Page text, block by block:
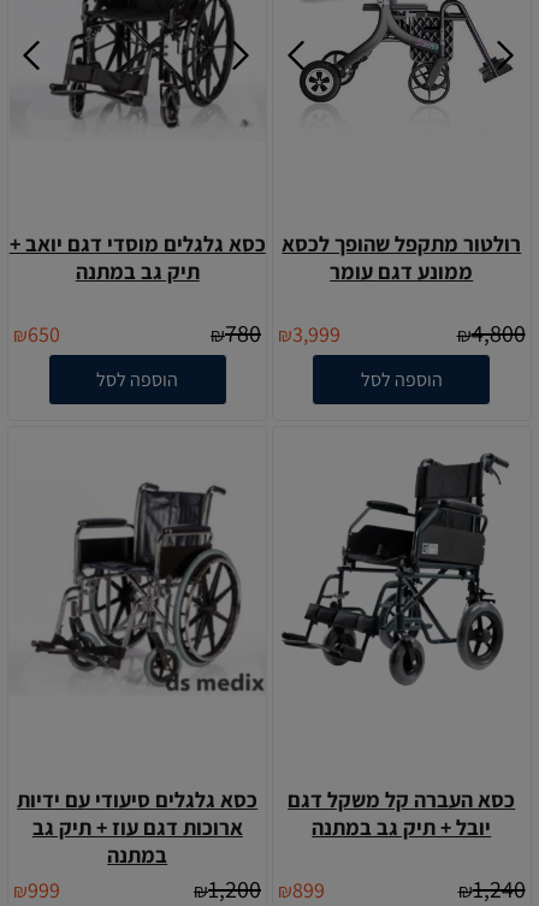
רולטור מתקפל שהופך לכסא
ממונע דגם עומר
₪4,800
₪3,999
הוספה לסל
כסא גלגלים מוסדי דגם יואב +
תיק גב במתנה
₪780
₪650
הוספה לסל
כסא העברה קל משקל דגם
יובל + תיק גב במתנה
₪1,240
₪899
כסא גלגלים סיעודי עם ידיות
ארוכות דגם עוז + תיק גב
במתנה
₪1,200
₪999